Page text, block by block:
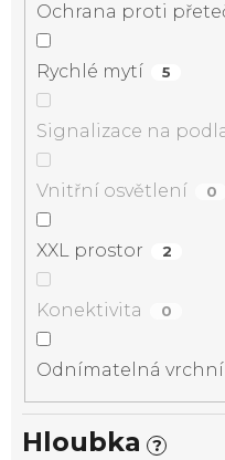
Ochrana proti
Rychlé mytí 5
Signalizace na
Vnitřní osvětlení 0
XXL prostor 2
Konektivita 0
Odnímatelná vrchní
Hloubka ?